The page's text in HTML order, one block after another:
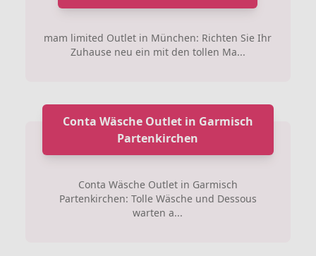
mam limited Outlet in München: Richten Sie Ihr
Zuhause neu ein mit den tollen Ma...
Conta Wäsche Outlet in Garmisch
Partenkirchen
Conta Wäsche Outlet in Garmisch
Partenkirchen: Tolle Wäsche und Dessous
warten a...